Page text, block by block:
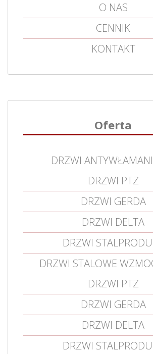
O NAS
CENNIK
KONTAKT
Oferta
DRZWI
DRZWI PTZ
DRZWI GERDA
DRZWI DELTA
DRZWI
DRZWI STALOWE
DRZWI PTZ
DRZWI GERDA
DRZWI DELTA
DRZWI